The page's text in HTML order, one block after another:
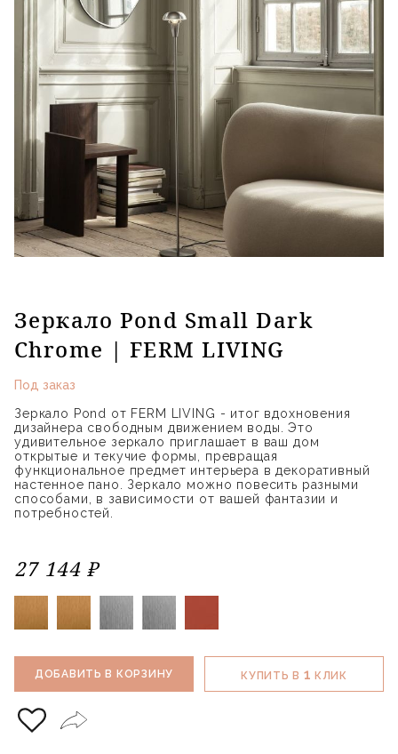
Зеркало Pond Small Dark
Chrome | FERM LIVING
Под заказ
Зеркало Pond от FERM LIVING - итог вдохновения
дизайнера свободным движением воды. Это
удивительное зеркало приглашает в ваш дом
открытые и текучие формы, превращая
функциональное предмет интерьера в декоративный
настенное пано. Зеркало можно повесить разными
способами, в зависимости от вашей фантазии и
потребностей.
27 144 ₽
ДОБАВИТЬ В КОРЗИНУ КУПИТЬ В 1 КЛИК